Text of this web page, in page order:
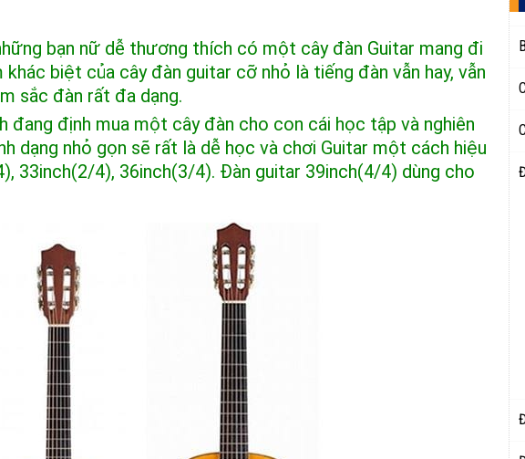
bạn nữ dễ thương thích có một cây đàn Guitar mang đi
biệt của cây đàn guitar cỡ nhỏ là tiếng đàn vẫn hay, vẫn
sắc đàn rất đa dạng.
đang định mua một cây đàn cho con cái học tập và nghiên
dạng nhỏ gọn sẽ rất là dễ học và chơi Guitar một cách hiệu
33inch(2/4), 36inch(3/4). Đàn guitar 39inch(4/4) dùng cho